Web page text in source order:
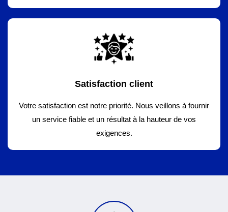
Satisfaction client
Votre satisfaction est notre priorité. Nous veillons à fournir
un service fiable et un résultat à la hauteur de vos
exigences.